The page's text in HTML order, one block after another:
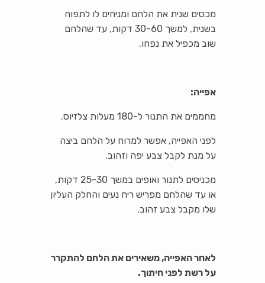
מכסים שנית את הלחם ומניחים לו לתפוח
בשנית, למשך 30-60 דקות, עד שהלחם
שוב מכפיל את נפחו.
אפייה:
מחממים את התנור ל-180 מעלות צלזיוס.
לפני האפייה, אפשר למרוח על הלחם ביצה
על מנת לקבל צבע יפה וזהוב.
מכניסים לתנור ואופים במשך 25-30 דקות,
או עד שהלחם מפריש ריח נעים והחלק העליון
שלו מקבל צבע זהוב.
לאחר האפייה, משאירים את הלחם להתקרר
על רשת לפני חיתוך.